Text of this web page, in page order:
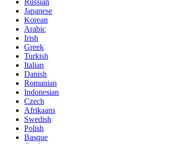
Russian
Japanese
Korean
Arabic
Irish
Greek
Turkish
Italian
Danish
Romanian
Indonesian
Czech
Afrikaans
Swedish
Polish
Basque